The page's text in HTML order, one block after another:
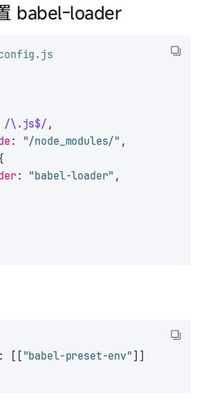
babel-loader
/\.js$/ ,
: "/node_modules/" ,
: "babel-loader" ,
: [ [ "babel-preset-env" ] ]